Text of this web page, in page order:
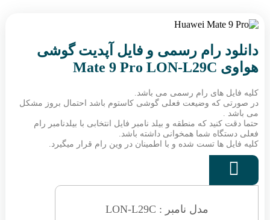
دانلود رام رسمی و فایل آپدیت گوشی
هواوی Mate 9 Pro LON-L29C
کلیه فایل های رام رسمی می باشد.
در صورتی که وضیعت فعلی گوشی کاستوم باشد احتمال بروز مشکل
می باشد .
حتما دقت کنید که منطقه و بیلد نامبر فایل انتخابی با بیلدنامبر رام
فعلی دستگاه شما همخوانی داشته باشد.
کلیه فایل ها تست شده و با اطمینان در وین رام قرار میگیرد.

مدل نامبر : LON-L29C